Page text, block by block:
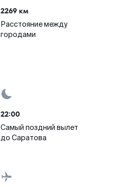
2269 км
Расстояние между
городами
22:00
Самый поздний вылет
до Саратова